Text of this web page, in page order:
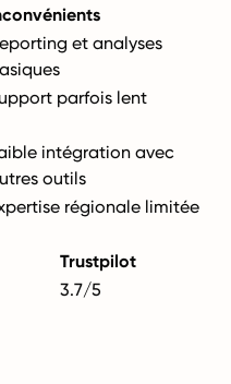
et analyses
parfois lent
intégration avec
outils
régionale limitée
Trustpilot
3.7/5